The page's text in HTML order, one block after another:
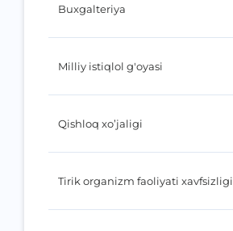
Buxgalteriya
Milliy istiqlol g'oyasi
Qishloq xo’jaligi
Tirik organizm faoliyati xavfsizligi